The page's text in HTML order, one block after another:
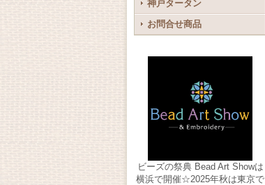
神戸タータン
お問合せ商品
ビーズの祭典 Bead Art Showは
横浜で開催☆2025年秋は東京で